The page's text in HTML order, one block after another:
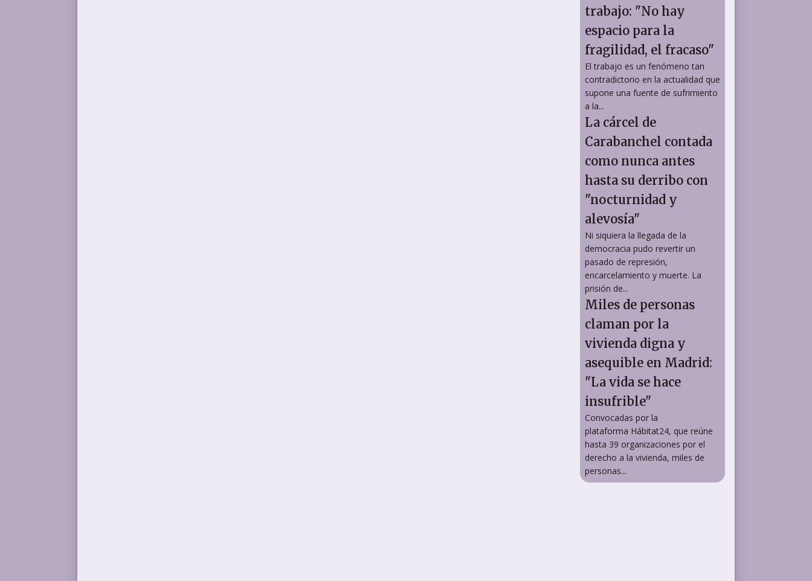
trabajo: "No hay
espacio para la
fragilidad, el fracaso"
El trabajo es un fenómeno tan
contradictorio en la actualidad que
supone una fuente de sufrimiento
a la...
La cárcel de
Carabanchel contada
como nunca antes
hasta su derribo con
"nocturnidad y
alevosía"
Ni siquiera la llegada de la
democracia pudo revertir un
pasado de represión,
encarcelamiento y muerte. La
prisión de...
Miles de personas
claman por la
vivienda digna y
asequible en Madrid:
"La vida se hace
insufrible"
Convocadas por la
plataforma Hábitat24, que reúne
hasta 39 organizaciones por el
derecho a la vivienda, miles de
personas...